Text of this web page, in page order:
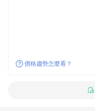
價格趨勢怎麼看？